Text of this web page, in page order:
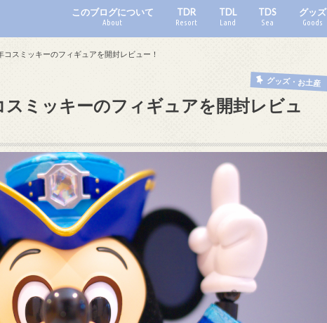
このブログについて
About
TDR
Resort
TDL
Land
TDS
Sea
グッズ
Goods
コスミッキーのフィギュアを開封レビュー！
グッズ・お土産
スミッキーのフィギュアを開封レビュ